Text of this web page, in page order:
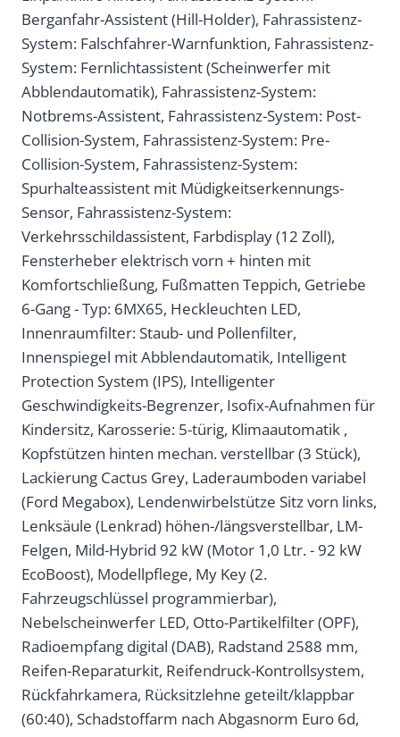
Berganfahr-Assistent (Hill-Holder), Fahrassistenz-
System: Falschfahrer-Warnfunktion, Fahrassistenz-
System: Fernlichtassistent (Scheinwerfer mit
Abblendautomatik), Fahrassistenz-System:
Notbrems-Assistent, Fahrassistenz-System: Post-
Collision-System, Fahrassistenz-System: Pre-
Collision-System, Fahrassistenz-System:
Spurhalteassistent mit Müdigkeitserkennungs-
Sensor, Fahrassistenz-System:
Verkehrsschildassistent, Farbdisplay (12 Zoll),
Fensterheber elektrisch vorn + hinten mit
Komfortschließung, Fußmatten Teppich, Getriebe
6-Gang - Typ: 6MX65, Heckleuchten LED,
Innenraumfilter: Staub- und Pollenfilter,
Innenspiegel mit Abblendautomatik, Intelligent
Protection System (IPS), Intelligenter
Geschwindigkeits-Begrenzer, Isofix-Aufnahmen für
Kindersitz, Karosserie: 5-türig, Klimaautomatik ,
Kopfstützen hinten mechan. verstellbar (3 Stück),
Lackierung Cactus Grey, Laderaumboden variabel
(Ford Megabox), Lendenwirbelstütze Sitz vorn links,
Lenksäule (Lenkrad) höhen-/längsverstellbar, LM-
Felgen, Mild-Hybrid 92 kW (Motor 1,0 Ltr. - 92 kW
EcoBoost), Modellpflege, My Key (2.
Fahrzeugschlüssel programmierbar),
Nebelscheinwerfer LED, Otto-Partikelfilter (OPF),
Radioempfang digital (DAB), Radstand 2588 mm,
Reifen-Reparaturkit, Reifendruck-Kontrollsystem,
Rückfahrkamera, Rücksitzlehne geteilt/klappbar
(60:40), Schadstoffarm nach Abgasnorm Euro 6d,